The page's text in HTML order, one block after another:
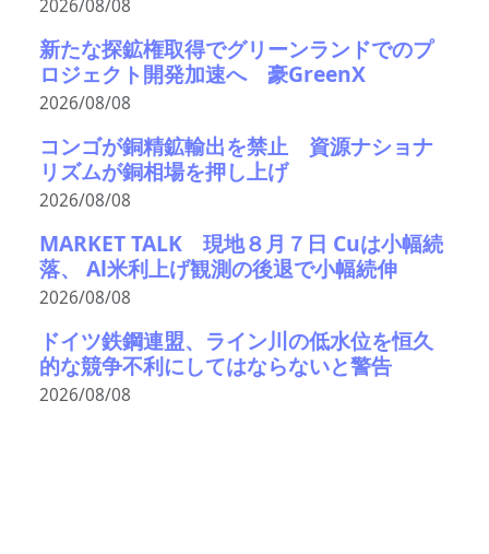
2026/08/08
新たな探鉱権取得でグリーンランドでのプ
ロジェクト開発加速へ 豪GreenX
2026/08/08
コンゴが銅精鉱輸出を禁止 資源ナショナ
リズムが銅相場を押し上げ
2026/08/08
MARKET TALK 現地８月７日 Cuは小幅続
落、 Al米利上げ観測の後退で小幅続伸
2026/08/08
ドイツ鉄鋼連盟、ライン川の低水位を恒久
的な競争不利にしてはならないと警告
2026/08/08